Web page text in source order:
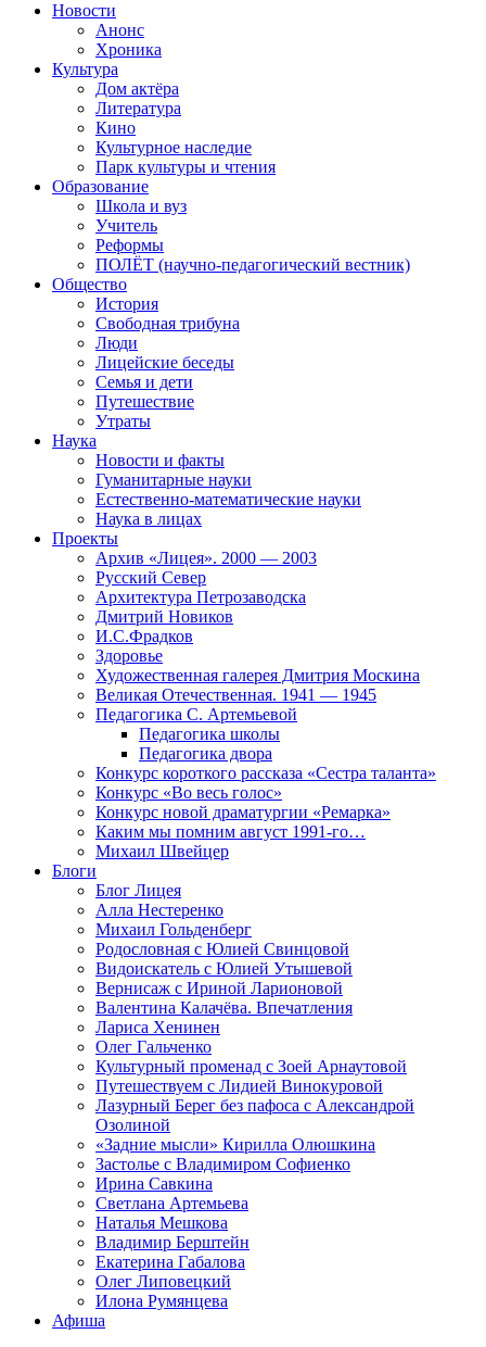
Новости
Анонс
Хроника
Культура
Дом актёра
Литература
Кино
Культурное наследие
Парк культуры и чтения
Образование
Школа и вуз
Учитель
Реформы
ПОЛЁТ (научно-педагогический вестник)
Общество
История
Свободная трибуна
Люди
Лицейские беседы
Семья и дети
Путешествие
Утраты
Наука
Новости и факты
Гуманитарные науки
Естественно-математические науки
Наука в лицах
Проекты
Архив «Лицея». 2000 — 2003
Русский Север
Архитектура Петрозаводска
Дмитрий Новиков
И.С.Фрадков
Здоровье
Художественная галерея Дмитрия Москина
Великая Отечественная. 1941 — 1945
Педагогика С. Артемьевой
Педагогика школы
Педагогика двора
Конкурс короткого рассказа «Сестра таланта»
Конкурс «Во весь голос»
Конкурс новой драматургии «Ремарка»
Каким мы помним август 1991-го…
Михаил Швейцер
Блоги
Блог Лицея
Алла Нестеренко
Михаил Гольденберг
Родословная с Юлией Свинцовой
Видоискатель с Юлией Утышевой
Вернисаж с Ириной Ларионовой
Валентина Калачёва. Впечатления
Лариса Хенинен
Олег Гальченко
Культурный променад с Зоей Арнаутовой
Путешествуем с Лидией Винокуровой
Лазурный Берег без пафоса с Александрой
Озолиной
«Задние мысли» Кирилла Олюшкина
Застолье с Владимиром Софиенко
Ирина Савкина
Светлана Артемьева
Наталья Мешкова
Владимир Берштейн
Екатерина Габалова
Олег Липовецкий
Илона Румянцева
Афиша